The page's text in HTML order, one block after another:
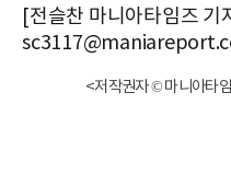
[전슬찬 마니아타임즈 기
<저작권자 © 마니아타